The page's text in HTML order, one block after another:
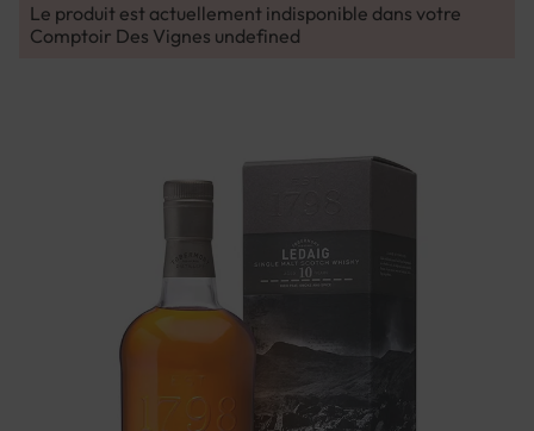
Le produit est actuellement indisponible dans votre
Comptoir Des Vignes undefined